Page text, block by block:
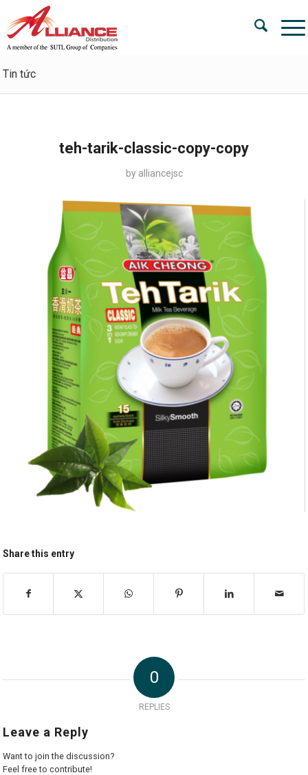
Tin tức
teh-tarik-classic-copy-copy
by alliancejsc
Share this entry
0
REPLIES
Leave a Reply
Want to join the discussion?
Feel free to contribute!